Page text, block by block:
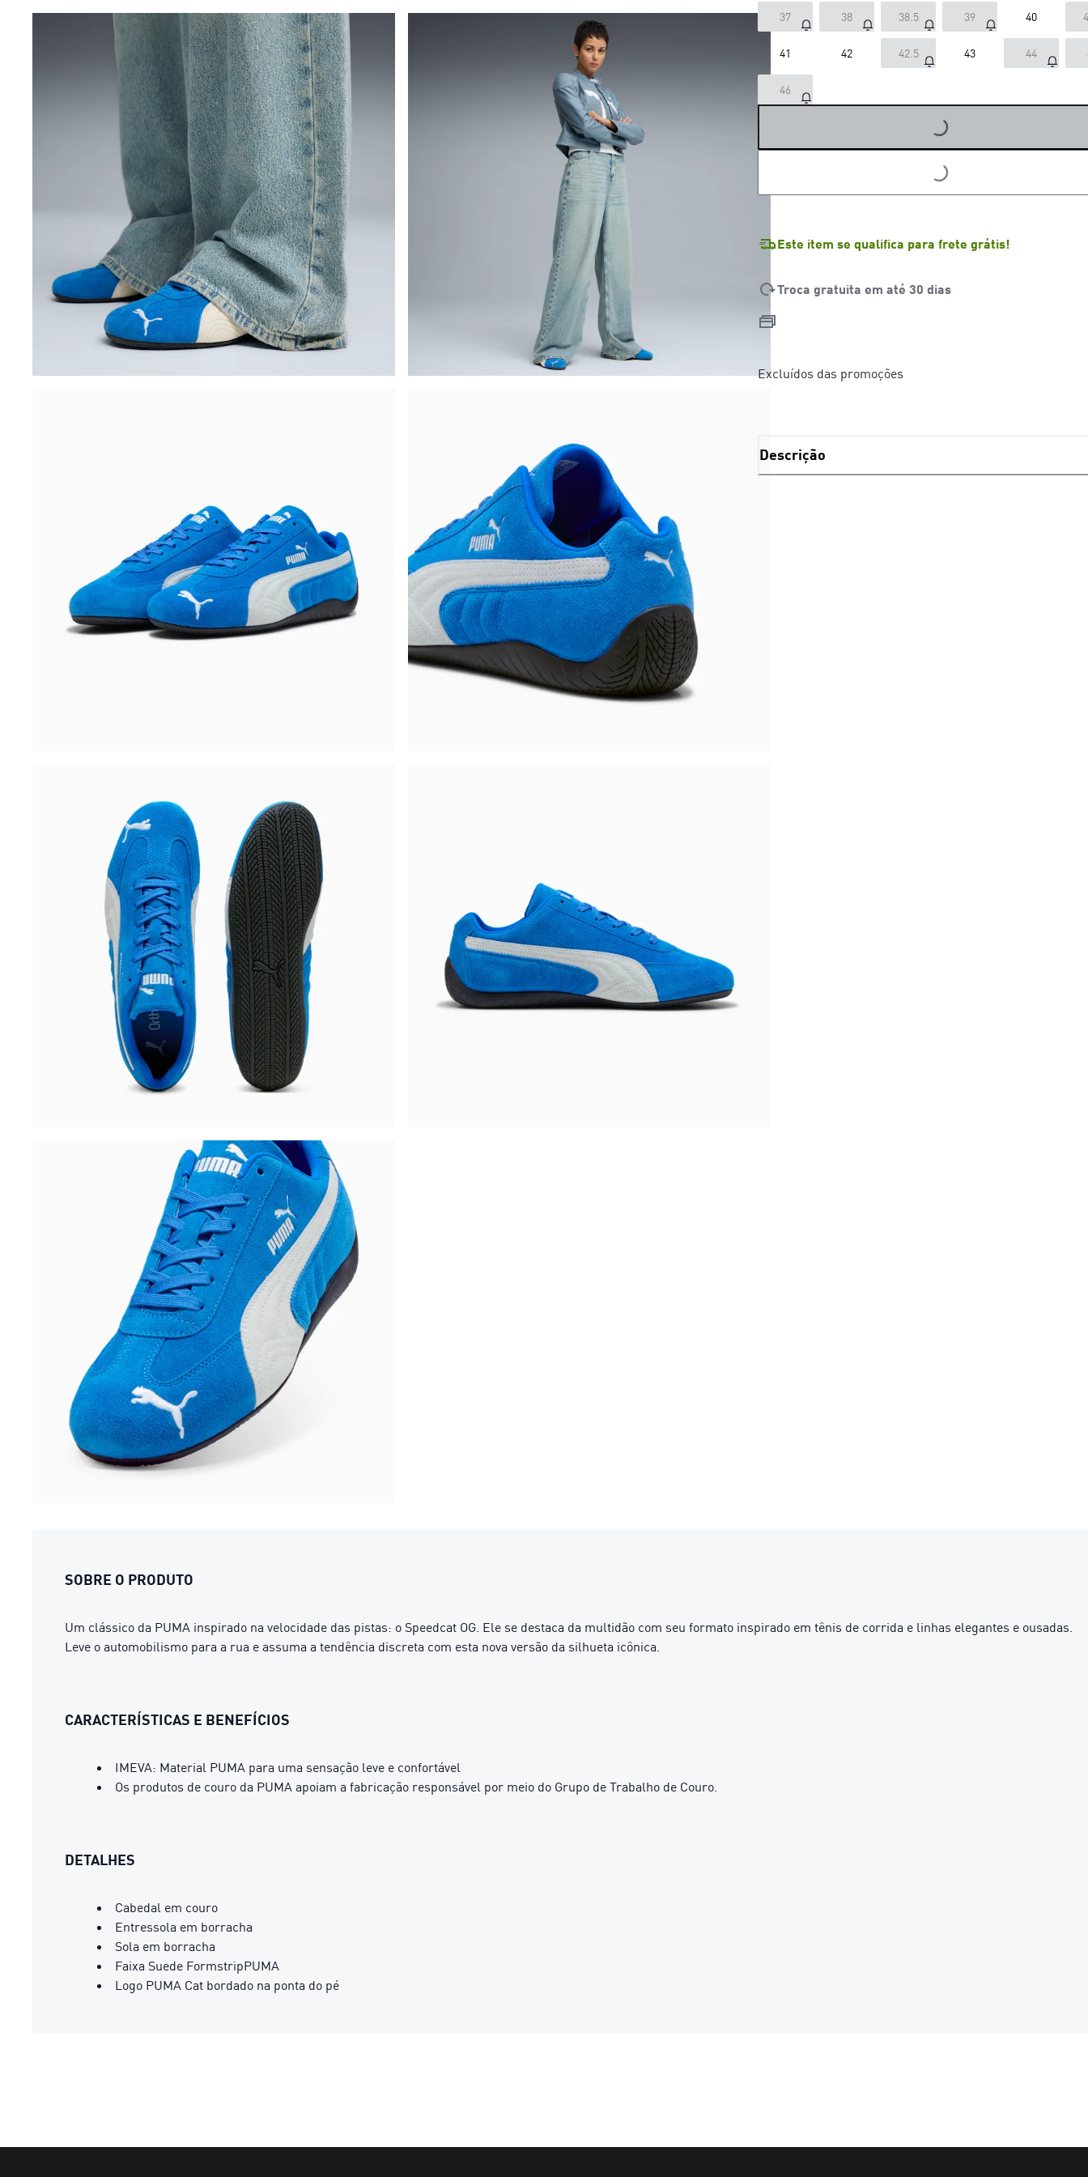
37 38 38.5 39 40
41 42 42.5 43 44
46
LOADING...
LOADING...
Este item se qualifica para frete grátis!
Troca gratuita em até 30 dias
Excluídos das promoções
Descrição
SOBRE O PRODUTO
Um clássico da PUMA inspirado na velocidade das pistas: o Speedcat OG. Ele se destaca da multidão com seu formato inspirado em tênis de corrida e linhas elegantes e ousadas.
Leve o automobilismo para a rua e assuma a tendência discreta com esta nova versão da silhueta icônica.
CARACTERÍSTICAS E BENEFÍCIOS
IMEVA: Material PUMA para uma sensação leve e confortável
Os produtos de couro da PUMA apoiam a fabricação responsável por meio do Grupo de Trabalho de Couro.
DETALHES
Cabedal em couro
Entressola em borracha
Sola em borracha
Faixa Suede FormstripPUMA
Logo PUMA Cat bordado na ponta do pé